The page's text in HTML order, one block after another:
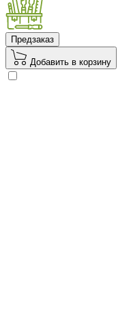
Предзаказ
Добавить в корзину